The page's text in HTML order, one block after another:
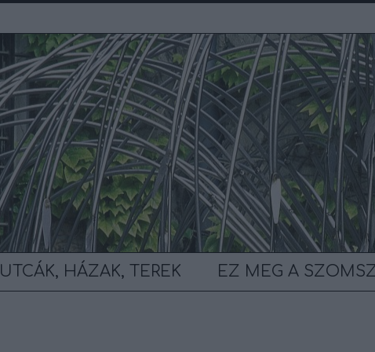
UTCÁK, HÁZAK, TEREK EZ MEG A